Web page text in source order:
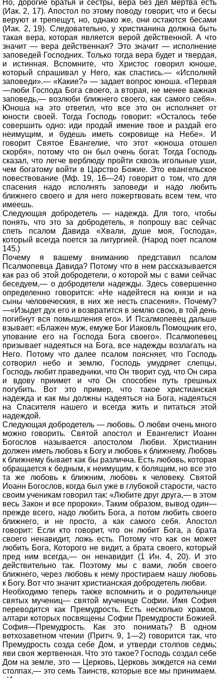
Но, дорогие братья и сестры, вера без дел мертва есть
(Иак. 2, 17). Апостол по этому поводу говорит, что и бесы
веруют и трепещут, но, однако же, они остаются бесами
(Иак. 2, 19). Следовательно, у христианина должна быть
такая вера, которая является верой действенной. А что
значит — вера действенная? Это значит — исполнение
заповедей Господних. Только тогда вера будет и твердая,
и истинная. Вспомните, что Христос говорил юноше,
который спрашивал у Него, как спастись.— «Исполняй
заповеди».— «Какие?» — задает вопрос юноша. «Первая
—люби Господа Бога своего, а вторая, не менее важная
заповедь,— возлюби ближнего своего, как самого себя».
Юноша на это ответил, что все это он исполняет от
юности своей. Тогда Господь говорит: «Осталось тебе
совершить одно: иди продай имение твое и раздай его
неимущим, и будешь иметь сокровище на Небе». И
говорит Святое Евангелие, что этот «юноша отошел
скорбя», потому что он был очень богат. Тогда Господь
сказал, что легче верблюду пройти сквозь игольные уши,
чем богатому войти в Царство Божие. Это евангельское
повествование (Мф. 19, 16—24) говорит о том, что для
спасения надо исполнять заповеди и надо любить
ближнего своего и для него пожертвовать всем тем, что
имеешь.
Следующая добродетель — надежда. Для того, чтобы
понять, что это за добродетель, я попрошу вас сейчас
спеть псалом Давида «Хвали, душе моя, Господа»,
который всегда поется за литургией. (Народ поет псалом
145.)
Почему я вашему вниманию представил псалом
Псалмопевца Давида? Потому что в нем рассказывается
как раз об этой добродетели, о которой мы с вами сейчас
беседуем,— о добродетели надежды. Здесь совершенно
определенно говорится: «Не надейтеся на князи и на
сыны человеческия, в них же несть спасения». Почему?
—«Изыдет дух его и возвратится в землю свою, в той день
погибнут вся помышления его». И Псалмопевец дальше
взывает: «Блажен муж, емуже Бог Иаковль Помощник его,
упование его на Господа Бога своего». Псалмопевец
призывает надеяться на Бога, все надежды возлагать на
Него. Потому что далее псалом поясняет, что Господь
сотворил небо и землю, Господь умудряет слепцы,
Господь любит праведники, что Он творит суд, что Он сира
и вдову приимет и что Он способен путь грешных
погубить. Вот это пример, что такое христианская
надежда и как мы должны надеяться на Бога, надеяться
на Спасителя нашего и всегда жить и питаться этой
надеждой.
Следующая добродетель — любовь. О любви очень много
можно говорить. Святой апостол и Евангелист Иоанн
Богослов называется апостолом Любви. Христианин
должен иметь любовь к Богу и любовь к ближнему. Любовь
к ближнему бывает как бы различна. Есть любовь, которая
обращается к бедным, к неимущим, к болящим, но все это
та же любовь к ближним, любовь к человеку. Святой
Иоанн Богослов, когда был уже в глубокой старости, часто
своим ученикам говорил так: «Любите друг друга,— в этом
весь Закон и все пророки». Таким образом, вывод один—
прежде всего, надо любить Бога, а потом любить своего
ближнего, и не просто, а как самого себя. Апостол
говорит: Если кто говорит, что он любит Бога, а брата
своего ненавидит, ложь есть. Потому что как он может
любить Бога, Которого не видит, а брата своего, который
пред ним всегда,— он ненавидит (1 Ин. 4, 20). И это
действительно так. Поэтому мы с вами, любя своего
ближнего, через любовь к нему простираем нашу любовь
к Богу. Вот что значит христианская добродетель любви.
Необходимо теперь также вспомнить и о родительнице
святых мучениц— святой мученице Софии. Имя София
переводится как Премудрость. Есть несколько храмов,
алтари которых посвящены Софии Премудрости Божией.
София—Премудрость. Как это понимать? В одном
ветхозаветном чтении (Притч. 9, 1—2) говорится так, что
Премудрость созда себе Дом, и утверди столпов седмь;
яви своя жертвенная. Что это такое? Господь создал себе
Дом на земле, это — Церковь, Церковь зиждется на семи
столпах,— это семь Таинств, которые все мы принимаем.